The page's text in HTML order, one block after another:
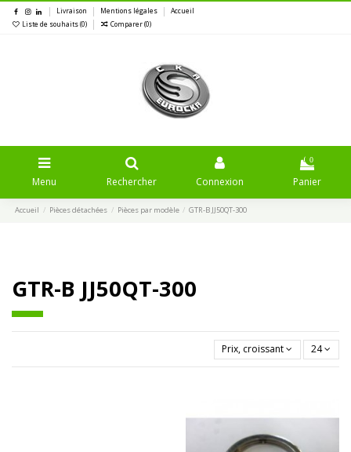
Livraison Mentions légales
Accueil
Liste de souhaits (0) Comparer (0)
Menu Rechercher Connexion
0
Panier
Accueil Pièces détachées Pièces par modèle GTR-B JJ50QT-300
GTR-B JJ50QT-300
Prix, croissant 24